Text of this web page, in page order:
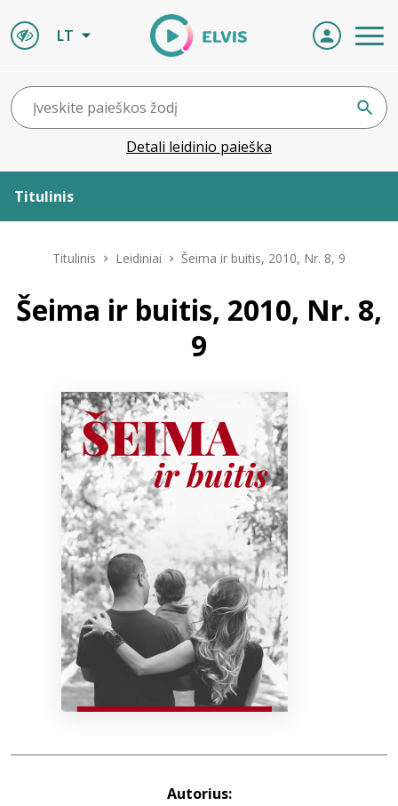
LT
Detali leidinio paieška
Titulinis
Leidiniai
Naujienos
Bibliotekoms
+370 667 80 541
info@elvislab.lt
Titulinis Leidiniai Šeima ir buitis, 2010, Nr. 8, 9
Šeima ir buitis, 2010, Nr. 8,
9
Autorius: